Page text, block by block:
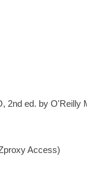
2nd ed. by O'Reilly
Access)